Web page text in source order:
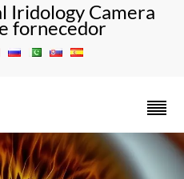
Iridology Camera
fornecedor